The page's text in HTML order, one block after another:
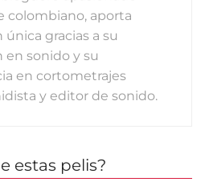
colombiano, aporta
única gracias a su
en sonido y su
en cortometrajes
y editor de sonido.
estas pelis?